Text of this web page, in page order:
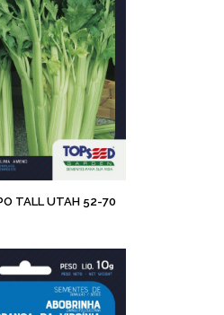
TALL UTAH 52-70